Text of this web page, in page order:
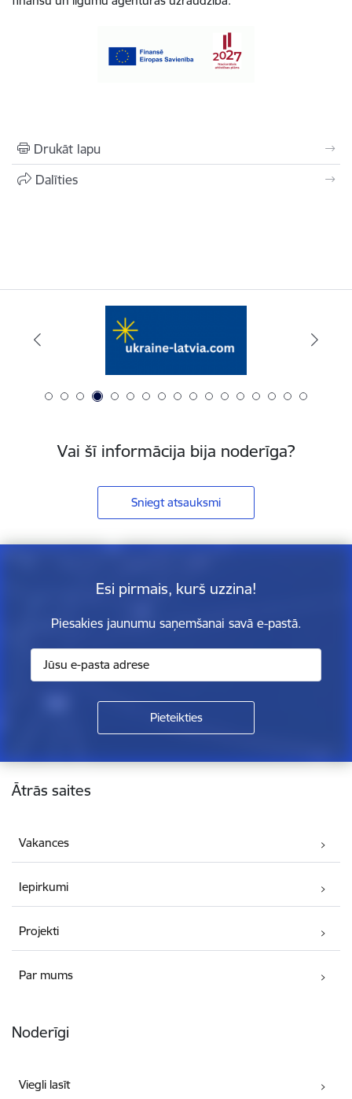
Drukāt lapu
Dalīties
Vai šī informācija bija noderīga?
Sniegt atsauksmi
Esi pirmais, kurš uzzina!
Piesakies jaunumu saņemšanai savā e-pastā.
Kājene
Ātrās saites
Vakances
Iepirkumi
Projekti
Par mums
Noderīgi
Viegli lasīt